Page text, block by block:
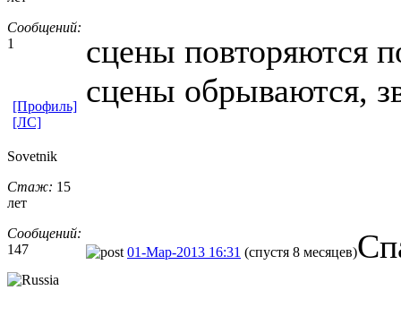
Сообщений:
1
сцены повторяются
сцены обрываются,
[Профиль]
[ЛС]
Sovetnik
Стаж: 15
лет
Сообщений:
147
01-Мар-2013 16:31 (спустя 8 месяцев)